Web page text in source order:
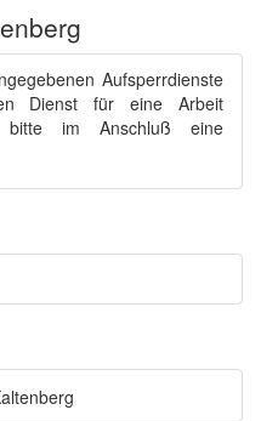
Aufsperrdienste
Dienst für eine Arbeit
bitte im Anschluß eine